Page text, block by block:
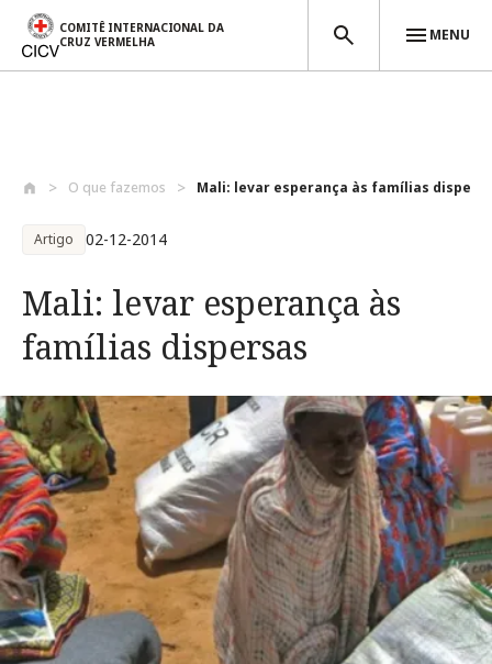
COMITÊ INTERNACIONAL DA
CRUZ VERMELHA
MENU
O que fazemos Mali: levar esperança às famílias disper...
Artigo 02-12-2014
Mali: levar esperança às
famílias dispersas